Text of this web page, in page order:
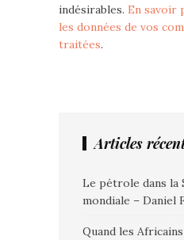
indésirables. En savoir
les données de vos
traitées.
Articles
Le pétrole dans la
mondiale – Daniel
Quand les